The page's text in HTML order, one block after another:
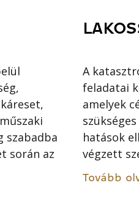
szabadba
során az
A
feladatai
amelyek
hatások
végzett
Tovább